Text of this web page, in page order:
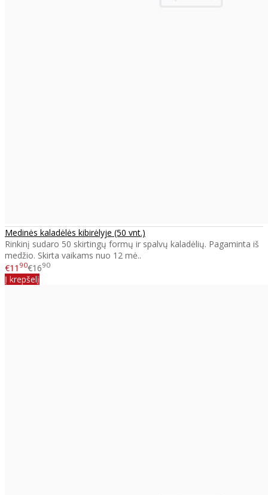
Medinės kaladėlės kibirėlyje (50 vnt.)
Rinkinį sudaro 50 skirtingų formų ir spalvų kaladėlių. Pagaminta iš
medžio. Skirta vaikams nuo 12 mė..
€11 90€1690
Į krepšelį